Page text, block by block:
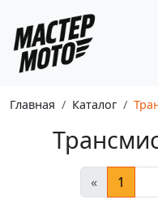
Главная Каталог
« 1